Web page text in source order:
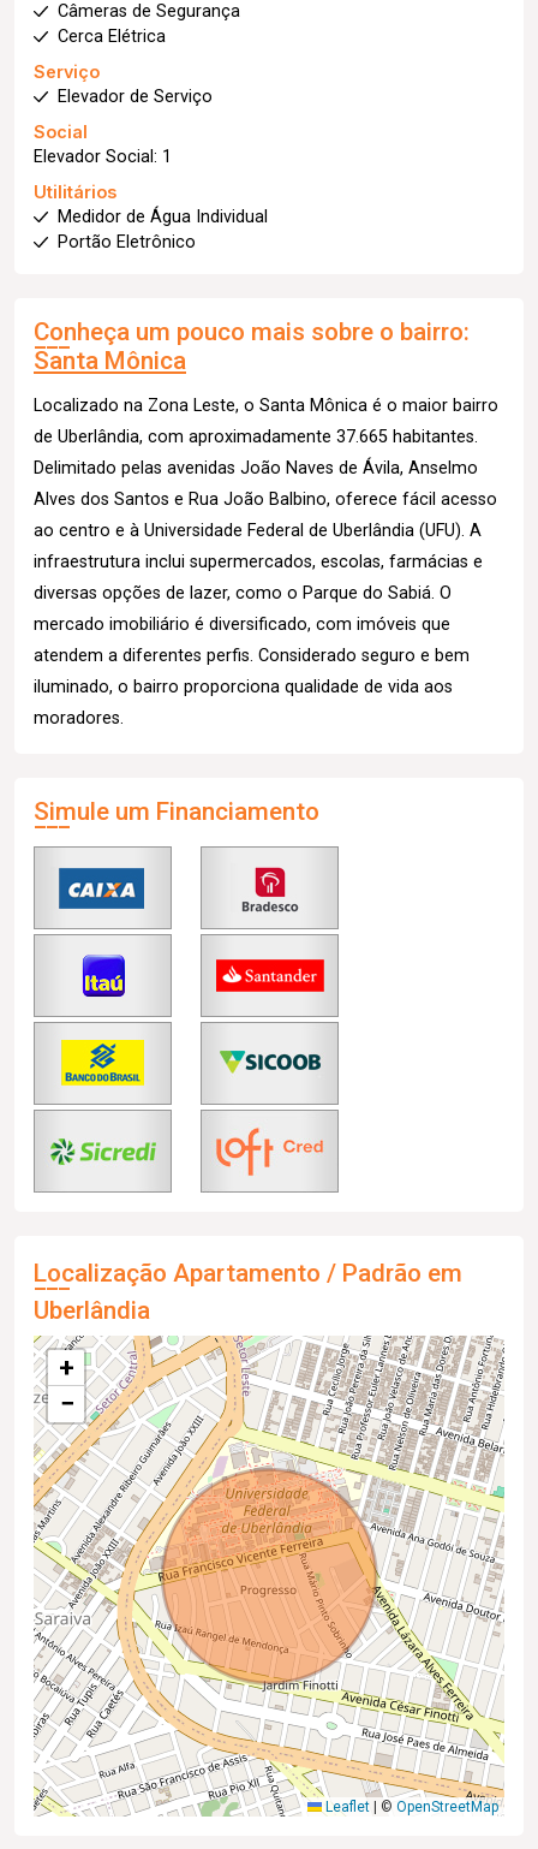
Câmeras de Segurança
Cerca Elétrica
Serviço
Elevador de Serviço
Social
Elevador Social: 1
Utilitários
Medidor de Água Individual
Portão Eletrônico
Conheça um pouco mais sobre o bairro:
Santa Mônica
Localizado na Zona Leste, o Santa Mônica é o maior bairro
de Uberlândia, com aproximadamente 37.665 habitantes.
Delimitado pelas avenidas João Naves de Ávila, Anselmo
Alves dos Santos e Rua João Balbino, oferece fácil acesso
ao centro e à Universidade Federal de Uberlândia (UFU). A
infraestrutura inclui supermercados, escolas, farmácias e
diversas opções de lazer, como o Parque do Sabiá. O
mercado imobiliário é diversificado, com imóveis que
atendem a diferentes perfis. Considerado seguro e bem
iluminado, o bairro proporciona qualidade de vida aos
moradores.
Simule um Financiamento
Localização Apartamento / Padrão em
Uberlândia
+
−
Leaflet © OpenStreetMap